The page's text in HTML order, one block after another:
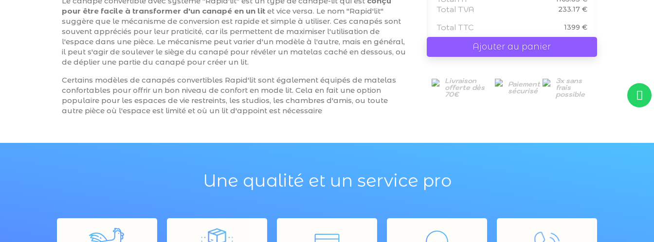
pour être facile à transformer d'un canapé en un lit et vice versa. Le nom "Rapid'lit"
suggère que le mécanisme de conversion est rapide et simple à utiliser. Ces canapés sont
souvent appréciés pour leur praticité, car ils permettent de maximiser l'utilisation de
l'espace dans une pièce. Le mécanisme peut varier d'un modèle à l'autre, mais en général,
il peut s'agir de soulever le siège du canapé pour révéler un matelas caché en dessous, ou
de déplier une partie du canapé pour créer un lit.
Certains modèles de canapés convertibles Rapid'lit sont également équipés de matelas
confortables pour offrir un bon niveau de confort en mode lit. Cela en fait une option
populaire pour les espaces de vie restreints, les studios, les chambres d'amis, ou toute
autre pièce où l'espace est limité et où un lit d'appoint est nécessaire
Total TVA 233.17 €
Total TTC 1399 €
Ajouter au panier
Livraison
offerte dès
70€
Paiement
sécurisé
3x sans
frais
possible
Une qualité et un service pro